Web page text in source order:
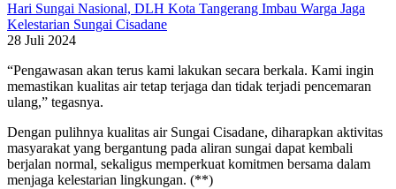
Hari Sungai Nasional, DLH Kota Tangerang Imbau Warga Jaga
Kelestarian Sungai Cisadane
28 Juli 2024
“Pengawasan akan terus kami lakukan secara berkala. Kami ingin
memastikan kualitas air tetap terjaga dan tidak terjadi pencemaran
ulang,” tegasnya.
Dengan pulihnya kualitas air Sungai Cisadane, diharapkan aktivitas
masyarakat yang bergantung pada aliran sungai dapat kembali
berjalan normal, sekaligus memperkuat komitmen bersama dalam
menjaga kelestarian lingkungan. (**)